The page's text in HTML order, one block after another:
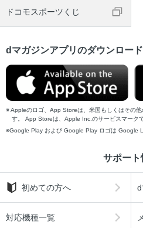
ドコモスポーツくじ
dマガジンアプリのダウンロー
Appleのロゴ、App Storeは、米国もしくはその
す。 App Storeは、Apple Inc.のサービスマークで
Google Play および Google Play ロゴは Google
サポート
初めての方へ
対応機種一覧